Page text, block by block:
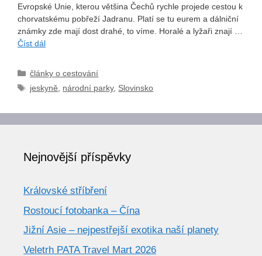
Evropské Unie, kterou většina Čechů rychle projede cestou k
chorvatskému pobřeží Jadranu. Platí se tu eurem a dálniční
známky zde mají dost drahé, to víme. Horalé a lyžaři znají …
Číst dál
Rubriky
články o cestování
Štítky
jeskyně, národní parky, Slovinsko
Nejnovější příspěvky
Královské stříbření
Rostoucí fotobanka – Čína
Jižní Asie – nejpestřejší exotika naší planety
Veletrh PATA Travel Mart 2026